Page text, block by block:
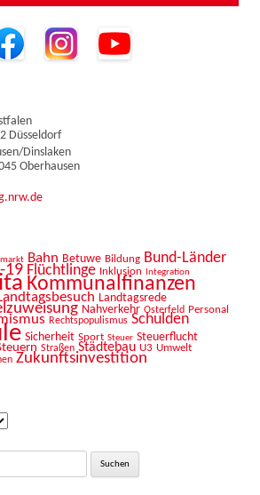
Düsseldorf
Dinslaken
Oberhausen
Bahn Betuwe Bildung Bund-Länder
19 Flüchtlinge Inklusion Integration
Kommunalfinanzen
Landtagsrede
Nahverkehr Osterfeld Personal
Rechtspopulismus Schulden
Sicherheit Sport Steuer Steuerflucht
Straßen Städtebau U3 Umwelt
Zukunftsinvestition